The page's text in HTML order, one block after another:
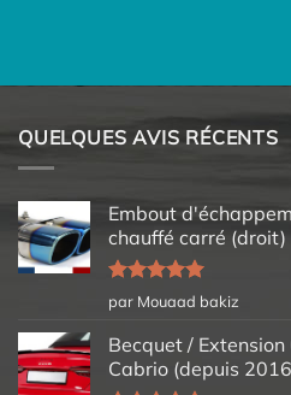
QUELQUES AVIS RÉCENTS
Embout
chauffé carré (droit)
Note5sur
5
par Mouaad bakiz
Becquet /
Cabrio (depuis